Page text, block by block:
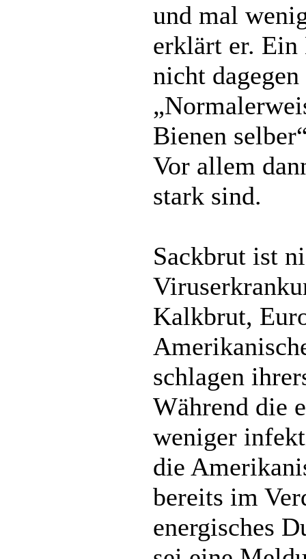
und mal
erklärt er.
nicht dagegen
Bienen
Vor allem
stark sind.
Sackbrut ist
Kalkbrut,
schlagen
Während die
weniger
die
bereits im
energisches